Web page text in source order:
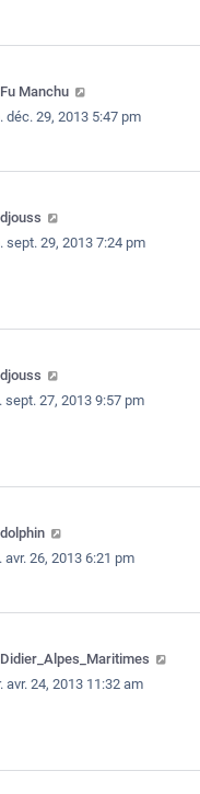
Fu Manchu
déc. 29, 2013 5:47 pm
djouss
sept. 29, 2013 7:24 pm
djouss
sept. 27, 2013 9:57 pm
dolphin
avr. 26, 2013 6:21 pm
Didier_Alpes_Maritimes
avr. 24, 2013 11:32 am